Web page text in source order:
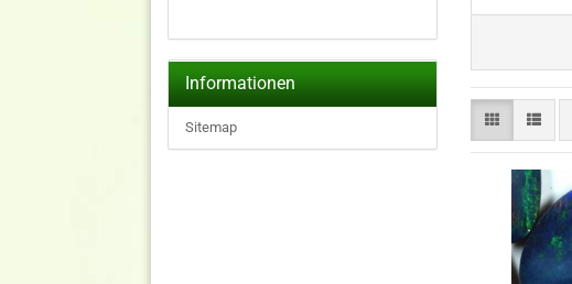
Informationen
Sitemap